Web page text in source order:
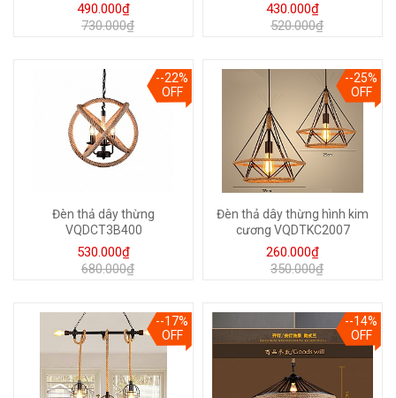
490.000₫
730.000₫
430.000₫
520.000₫
--22%
OFF
Đèn thả dây thừng
VQDCT3B400
530.000₫
680.000₫
--25%
OFF
Đèn thả dây thừng hình kim
cương VQDTKC2007
260.000₫
350.000₫
--17%
OFF
--14%
OFF